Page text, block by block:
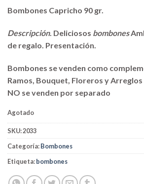
Bombones Capricho 90 gr.
Descripción. Deliciosos bombones
de regalo. Presentación.
Bombones se venden como
Ramos, Bouquet, Floreros y Arreglos
NO se venden por separado
Agotado
SKU:2033
Categoría:Bombones
Etiqueta:bombones